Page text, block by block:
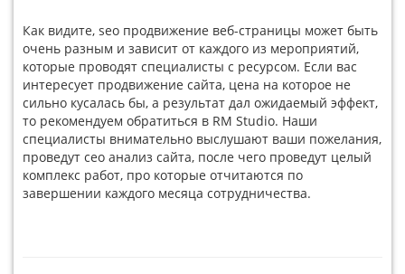
Как видите, seo продвижение веб-страницы может быть
очень разным и зависит от каждого из мероприятий,
которые проводят специалисты с ресурсом. Если вас
интересует продвижение сайта, цена на которое не
сильно кусалась бы, а результат дал ожидаемый эффект,
то рекомендуем обратиться в RM Studio. Наши
специалисты внимательно выслушают ваши пожелания,
проведут сео анализ сайта, после чего проведут целый
комплекс работ, про которые отчитаются по
завершении каждого месяца сотрудничества.